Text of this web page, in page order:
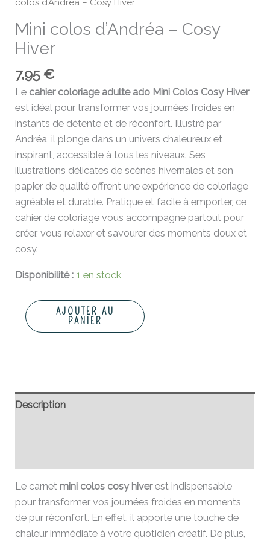
colos d’Andréa – Cosy Hiver
Mini colos d’Andréa – Cosy
Hiver
7,95€
Le cahier coloriage adulte ado Mini Colos Cosy Hiver
est idéal pour transformer vos journées froides en
instants de détente et de réconfort. Illustré par
Andréa, il plonge dans un univers chaleureux et
inspirant, accessible à tous les niveaux. Ses
illustrations délicates de scènes hivernales et son
papier de qualité offrent une expérience de coloriage
agréable et durable. Pratique et facile à emporter, ce
cahier de coloriage vous accompagne partout pour
créer, vous relaxer et savourer des moments doux et
cosy.
Disponibilité : 1 en stock
AJOUTER AU
PANIER
Description
Le carnet mini colos cosy hiverest indispensable
pour transformer vos journées froides en moments
de pur réconfort. En effet, il apporte une touche de
chaleur immédiate à votre quotidien créatif. De plus,